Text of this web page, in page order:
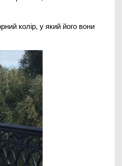
колір, у який його вони